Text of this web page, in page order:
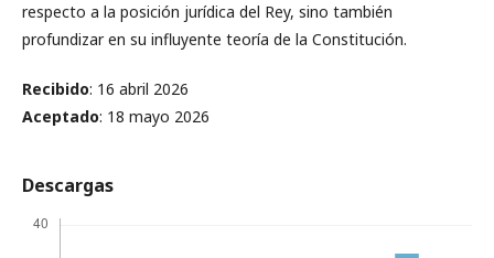
respecto a la posición jurídica del Rey, sino también
profundizar en su influyente teoría de la Constitución.
Recibido: 16 abril 2026
Aceptado: 18 mayo 2026
Descargas